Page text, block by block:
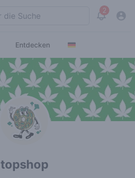
2
View
Entdecken
topshop